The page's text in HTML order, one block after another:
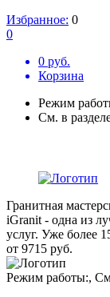
Избранное: 0
0
0 руб.
Корзина
Режим
См. в
Гранитная
iGranit - одна из
услуг. Уже более
от 9715 руб.
Режим работы:,